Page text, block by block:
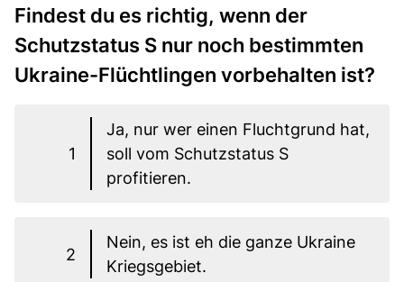
Findest du es richtig, wenn der
Schutzstatus S nur noch bestimmten
Ukraine-Flüchtlingen vorbehalten ist?
1
Ja, nur wer einen Fluchtgrund hat,
soll vom Schutzstatus S
profitieren.
2
Nein, es ist eh die ganze Ukraine
Kriegsgebiet.